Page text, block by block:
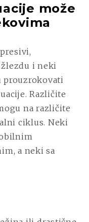
može
i neki
prouzrokovati
Različite
na različite
ciklus. Neki
a neki sa